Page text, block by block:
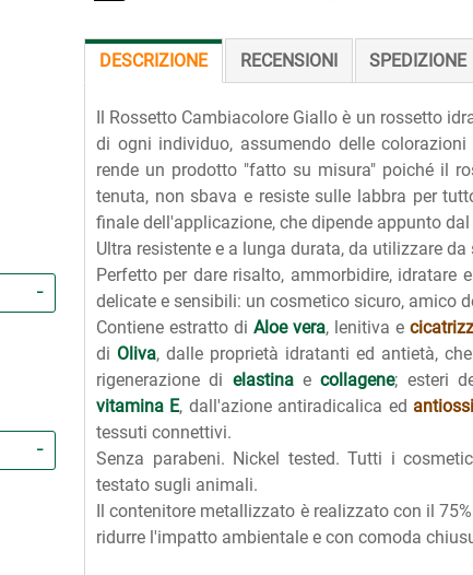
DESCRIZIONE RECENSIONI SPEDIZIONE
Il Rossetto Cambiacolore Giallo è un rossetto
di ogni individuo, assumendo delle
rende un prodotto "fatto su misura" poiché il
tenuta, non sbava e resiste sulle labbra per
finale dell'applicazione, che dipende appunto
Ultra resistente e a lunga durata, da utilizzare
Perfetto per dare risalto, ammorbidire,
delicate e sensibili: un cosmetico sicuro, amico
Contiene estratto di Aloe vera, lenitiva e
di Oliva, dalle proprietà idratanti ed antietà,
rigenerazione di elastinaecollagene; esteri
vitamina E, dall'azione antiradicalica ed
tessuti connettivi.
Senza parabeni. Nickel tested. Tutti i
testato sugli animali.
Il contenitore metallizzato è realizzato con il
ridurre l'impatto ambientale e con comoda